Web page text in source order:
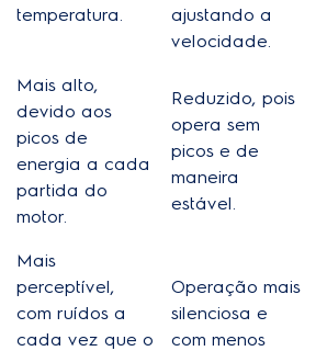
temperatura.
ajustando a
velocidade.
Mais alto,
devido aos
picos de
energia a cada
partida do
motor.
Reduzido, pois
opera sem
picos e de
maneira
estável.
Mais
perceptível,
com ruídos a
cada vez que o
Operação mais
silenciosa e
com menos